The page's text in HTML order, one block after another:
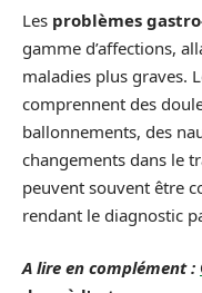
Les problèmes
gamme d’affections,
maladies plus graves.
comprennent des
ballonnements, des
changements dans le
peuvent souvent être
rendant le diagnostic
A lire en complément :